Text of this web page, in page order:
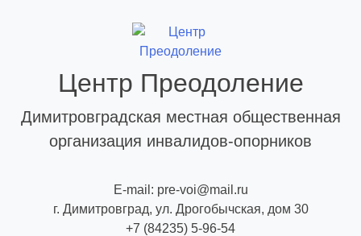
Центр Преодоление
Димитровградская местная общественная
организация инвалидов-опорников
E-mail: pre-voi@mail.ru
г. Димитровград, ул. Дрогобычская, дом 30
+7 (84235) 5-96-54